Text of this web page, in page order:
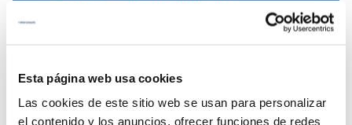
Esta página web usa cookies
Las cookies de este sitio web se usan para personalizar
el contenido y los anuncios, ofrecer funciones de redes
Alquiler de barcos en Pollensa
Alquiler barcos Puerto de Andratx
Alquiler de barcos en Palma de